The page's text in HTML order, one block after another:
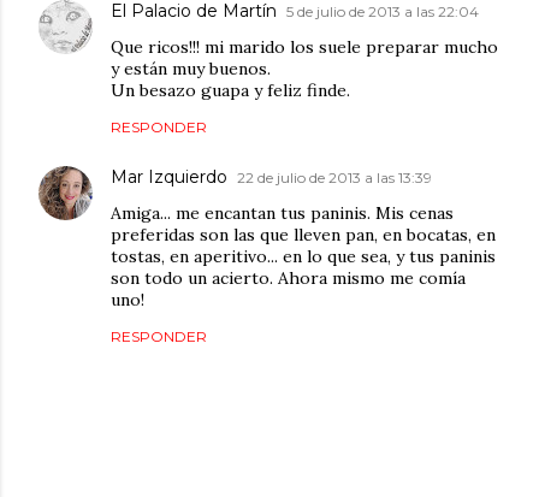
El Palacio de Martín 5 de julio de 2013 a las 22:04
Que ricos!!! mi marido los suele preparar mucho
y están muy buenos.
Un besazo guapa y feliz finde.
RESPONDER
Mar Izquierdo 22 de julio de 2013 a las 13:39
Amiga... me encantan tus paninis. Mis cenas
preferidas son las que lleven pan, en bocatas, en
tostas, en aperitivo... en lo que sea, y tus paninis
son todo un acierto. Ahora mismo me comía
uno!
RESPONDER